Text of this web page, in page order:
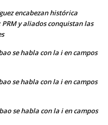
encabezan histórica
y aliados conquistan las
se habla con la i en campos
se habla con la i en campos
se habla con la i en campos